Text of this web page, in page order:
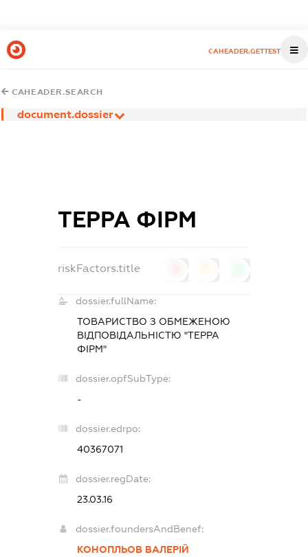
CAHEADER.GETTEST
CAHEADER.SEARCH
document.dossier
ТЕРРА ФІРМ
riskFactors.title
dossier.fullName:
ТОВАРИСТВО З ОБМЕЖЕНОЮ
ВІДПОВІДАЛЬНІСТЮ "ТЕРРА
ФІРМ"
dossier.opfSubType:
-
dossier.edrpo:
40367071
dossier.regDate:
23.03.16
dossier.foundersAndBenef:
КОНОПЛЬОВ ВАЛЕРІЙ